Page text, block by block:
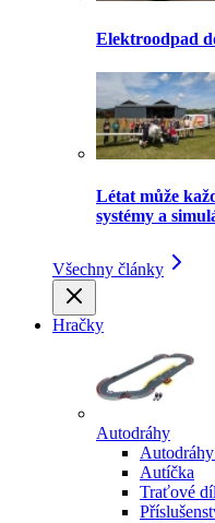
Elektroodpad
Létat může
systémy a
Všechny články
Hračky
Autodráhy
Autíčka
Traťové